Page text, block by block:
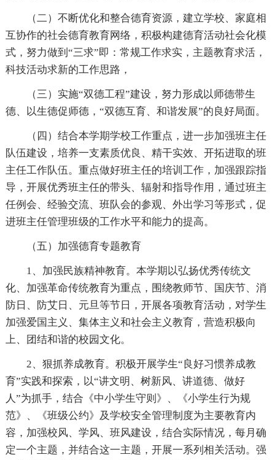
（二）不断优化和整合德育资源，建立学校、家庭相
互协作的社会德育教育网络，积极构建德育活动社会化模
式，努力做到“三求”即：常规工作求实，主题教育求活，
科技活动求新的工作思路，
（三）实施“双德工程”建设，努力形成以师德带生
德、以生德促师德，“双德互育、和谐发展”的良好局面。
（四）结合本学期学校工作重点，进一步加强班主任
队伍建设，培养一支素质优良、精干实效、开拓进取的班
主任工作队伍。重点做好班主任的培训工作，加强跟踪指
导，开展优秀班主任的带头、辐射和指导作用，通过班主
任例会、经验交流、班队会的参观、外出学习等形式，促
进班主任管理班级的工作水平和能力的提高。
（五）加强德育专题教育
1、加强民族精神教育。本学期以弘扬优秀传统文
化、加强革命传统教育为重点，围绕教师节、国庆节、消
防日、防艾日、元旦等节日，开展各项教育活动，对学生
加强爱国主义、集体主义和社会主义教育，营造积极向
上、团结和谐的校园文化。
2、狠抓养成教育。积极开展学生“良好习惯养成教
育”实践和探索，以“讲文明、树新风、讲道德、做好
人”为抓手，结合《中小学生守则》、《小学生行为规
范》、《班级公约》及学校安全管理制度为主要教育内
容，加强校风、学风、班风建设，结合实际情况，每月确
定一个主题，并结合这一主题，开展一系列相关活动。强